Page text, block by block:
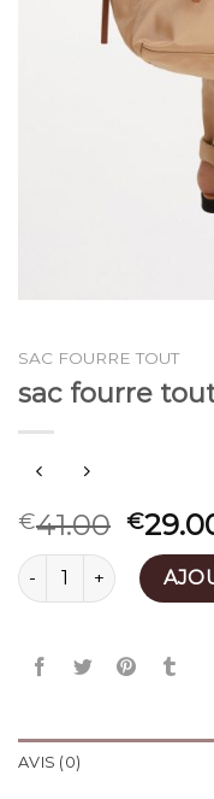
SAC FOURRE TOUT
sac fourre
€41.00 €
quantité de sac
AVIS (0)